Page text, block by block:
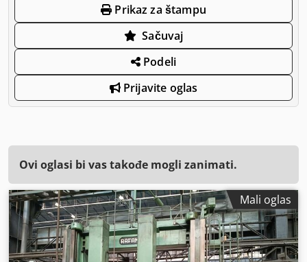
Prikaz za štampu
Sačuvaj
Podeli
Prijavite oglas
Ovi oglasi bi vas takođe mogli zanimati.
Mali oglas